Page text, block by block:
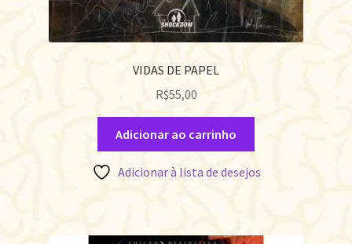
VIDAS DE PAPEL
R$55,00
Adicionar ao carrinho
Adicionar à lista de desejos